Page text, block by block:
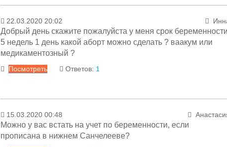
Ответ
24.03.2020 16:55 Менеджер раздела
Уважаемая Елена! Вас госпитализируют в срок. Вам
необходимо обратиться в больницу в срок
звоните по телефону 79 02 39.
Заместитель главного врача гинекологических
Алексей Иванович
22.03.2020 20:02
Добрый день скажите пожалуйста у меня срок беременности
5 недель 1 день какой аборт можно сделать ? ваакум или
медикаментозный ?
Посмотреть Ответов: 1
Ответ
24.03.2020 16:16 Менеджер раздела
Уважаемая Инна! Любой. В настоящее время
15.03.2020 00:48
Можно у вас встать на учет по беременности, если
прописана в нижнем Санчелееве?